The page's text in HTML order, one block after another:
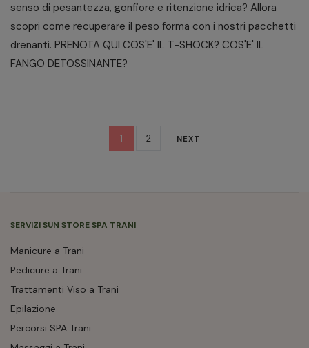
senso di pesantezza, gonfiore e ritenzione idrica? Allora
scopri come recuperare il peso forma con i nostri pacchetti
drenanti. PRENOTA QUI COS'E' IL T-SHOCK? COS'E' IL
FANGO DETOSSINANTE?
1 2 NEXT
SERVIZI SUN STORE SPA TRANI
Manicure a Trani
Pedicure a Trani
Trattamenti Viso a Trani
Epilazione
Percorsi SPA Trani